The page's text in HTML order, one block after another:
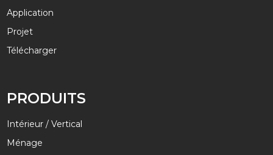
Application
Projet
Télécharger
PRODUITS
Intérieur / Vertical
Ménage